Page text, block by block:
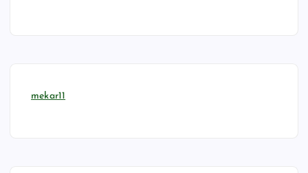
mekar11